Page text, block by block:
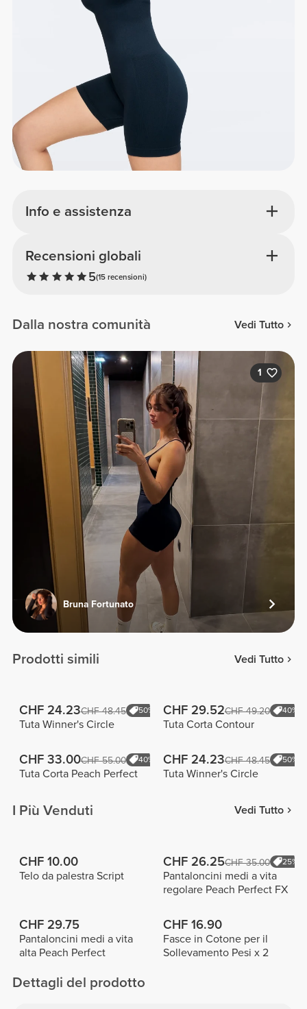
Info e assistenza
Recensioni globali
5(15 recensioni)
Dalla nostra comunità Vedi Tutto
1
Bruna Fortunato
Prodotti simili Vedi Tutto
CHF 24.23CHF 48.45 50%
Tuta Winner's Circle
CHF 29.52CHF 49.20 40%
Tuta Corta Contour
CHF 33.00CHF 55.00 40%
Tuta Corta Peach Perfect
CHF 24.23CHF 48.45 50%
Tuta Winner's Circle
I Più Venduti Vedi Tutto
CHF 10.00
Telo da palestra Script
CHF 26.25CHF 35.00 25%
Pantaloncini medi a vita
regolare Peach Perfect FX
CHF 29.75
Pantaloncini medi a vita
alta Peach Perfect
CHF 16.90
Fasce in Cotone per il
Sollevamento Pesi x 2
Dettagli del prodotto